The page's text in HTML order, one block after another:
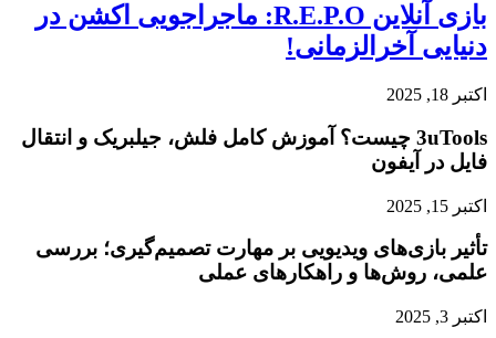
بازی آنلاین R.E.P.O: ماجراجویی اکشن در
دنیایی آخرالزمانی!
اکتبر 18, 2025
3uTools چیست؟ آموزش کامل فلش، جیلبریک و انتقال
فایل در آیفون
اکتبر 15, 2025
تأثیر بازی‌های ویدیویی بر مهارت تصمیم‌گیری؛ بررسی
علمی، روش‌ها و راهکارهای عملی
اکتبر 3, 2025